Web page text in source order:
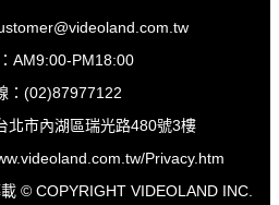
AM9:00-PM18:00
：(02)87977122
北市內湖區瑞光路480號3樓
Privacy.htm
© COPYRIGHT VIDEOLAND INC.